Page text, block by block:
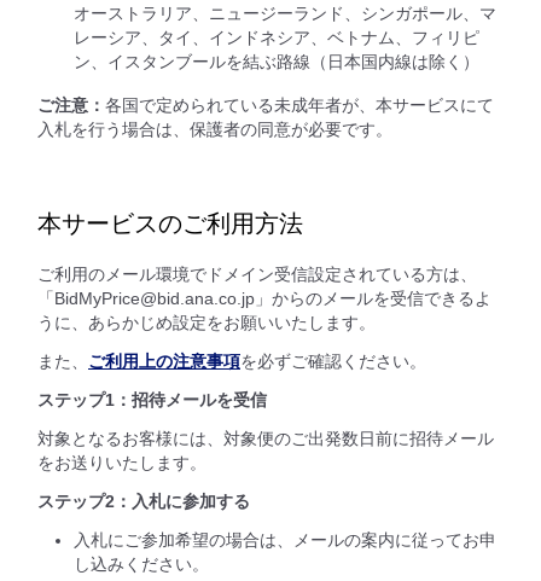
オーストラリア、ニュージーランド、シンガポール、マ
レーシア、タイ、インドネシア、ベトナム、フィリピ
ン、イスタンブールを結ぶ路線（日本国内線は除く）
ご注意： 各国で定められている未成年者が、本サービスにて
入札を行う場合は、保護者の同意が必要です。
本サービスのご利用方法
ご利用のメール環境でドメイン受信設定されている方は、
「BidMyPrice@bid.ana.co.jp」からのメールを受信できるよ
うに、あらかじめ設定をお願いいたします。
また、 ご利用上の注意事項を必ずご確認ください。
ステップ1：招待メールを受信
対象となるお客様には、対象便のご出発数日前に招待メール
をお送りいたします。
ステップ2：入札に参加する
入札にご参加希望の場合は、メールの案内に従ってお申
し込みください。